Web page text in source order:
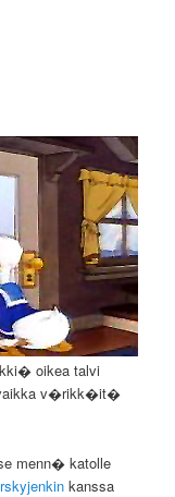
oikea talvi
vaikka v�rikk�it�
menn� katolle
kanssa